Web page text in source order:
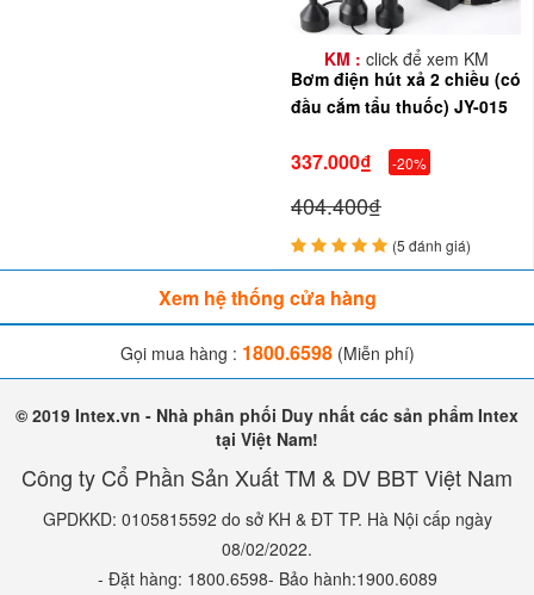
KM : click để xem KM
Bơm điện hút xả 2 chiều (có
đầu cắm tẩu thuốc) JY-015
337.000₫ -20%
404.400₫
(5 đánh giá)
Xem hệ thống cửa hàng
Gọi mua hàng : 1800.6598(Miễn phí)
© 2019 Intex.vn - Nhà phân phối Duy nhất các sản phẩm Intex
tại Việt Nam!
Công ty Cổ Phần Sản Xuất TM & DV BBT Việt Nam
GPDKKD: 0105815592 do sở KH & ĐT TP. Hà Nội cấp ngày
08/02/2022.
- Đặt hàng: 1800.6598- Bảo hành:1900.6089